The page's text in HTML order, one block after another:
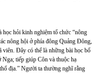
hỏi kinh nghiệm tổ chức “nông
nông hội ở phía đông Quảng Đông,
Đây có thể là những bài học bổ
tiếp giúp Côn và thuộc hạ
địa.” Người ta thường nghĩ rằng